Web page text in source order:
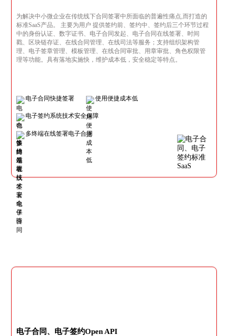
为解决中小微企业在传统线下合同签署中所面临的普遍性痛点,而打造的
标准SaaS产品。 主要为用户 提供签约前、签约中、签约后三个环节过程
中的身份认证、数字证书、电子合同发起、电子合同在线签署、时间
戳、区块链存证、在线合同管理、在线司法等服务；支持组织架构管
理、电子签章管理、模板管理、在线合同审批、用章审批、角色权限管
理等功能。具有落地实施快，维护成本低，安全稳定等特点。
电子合同快捷签署 使用便捷成本低
电子签约系统技术安全保障
多终端在线签署电子合同
电子合同、电子签约Open API